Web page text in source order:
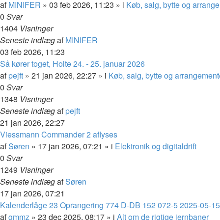
afMINIFER » 03 feb 2026, 11:23 » i Køb, salg, bytte og
0 Svar
1404 Visninger
Seneste indlægafMINIFER
03 feb 2026, 11:23
Så kører toget, Holte 24. - 25. januar 2026
afpejft » 21 jan 2026, 22:27 » i Køb, salg, bytte og
0 Svar
1348 Visninger
Seneste indlægafpejft
21 jan 2026, 22:27
Viessmann Commander 2 aflyses
afSøren » 17 jan 2026, 07:21 » i Elektronik og digitaldrift
0 Svar
1249 Visninger
Seneste indlægafSøren
17 jan 2026, 07:21
Kalenderlåge 23 Oprangering 774 D-DB 152 072-5 2025-05-
afgmmz » 23 dec 2025, 08:17 » i Alt om de rigtige jernbaner